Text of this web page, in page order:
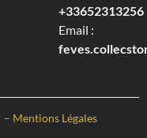
+33652313256‬
Email :
– Mentions Légales